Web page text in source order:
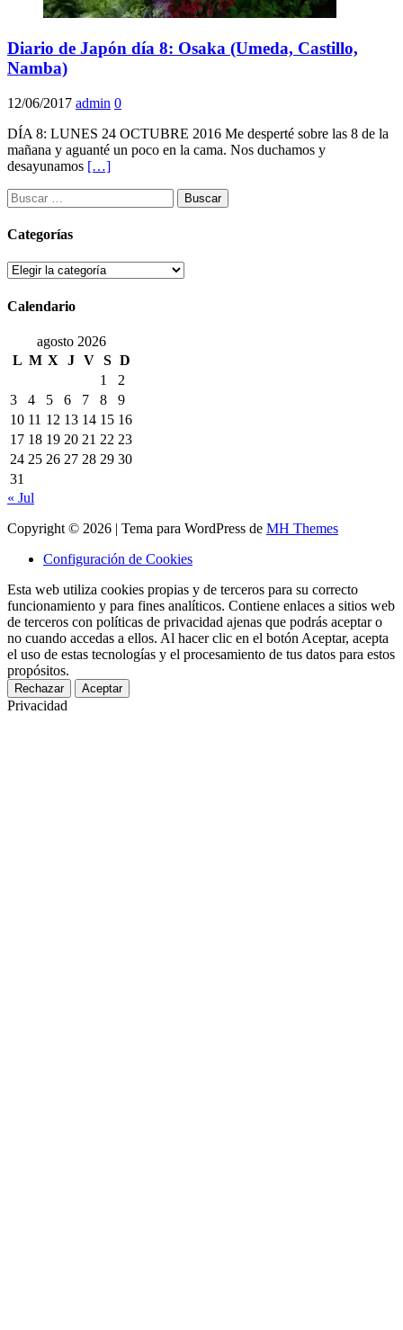
Diario de Japón día 8: Osaka (Umeda, Castillo,
Namba)
12/06/2017 admin 0
DÍA 8: LUNES 24 OCTUBRE 2016 Me desperté sobre las 8 de la
mañana y aguanté un poco en la cama. Nos duchamos y
desayunamos […]
Buscar:
Categorías
Categorías
Calendario
agosto 2026
L M X J V S D
1
2
3
4 5 6 7 8
9
10 11 12 13 14 15 16
17 18 19 20 21 22 23
24 25 26 27 28 29 30
31
« Jul
Copyright © 2026 | Tema para WordPress de MH Themes
Configuración de Cookies
Esta web utiliza cookies propias y de terceros para su correcto
funcionamiento y para fines analíticos. Contiene enlaces a sitios web
de terceros con políticas de privacidad ajenas que podrás aceptar o
no cuando accedas a ellos. Al hacer clic en el botón Aceptar, acepta
el uso de estas tecnologías y el procesamiento de tus datos para estos
propósitos.
Rechazar Aceptar
Privacidad